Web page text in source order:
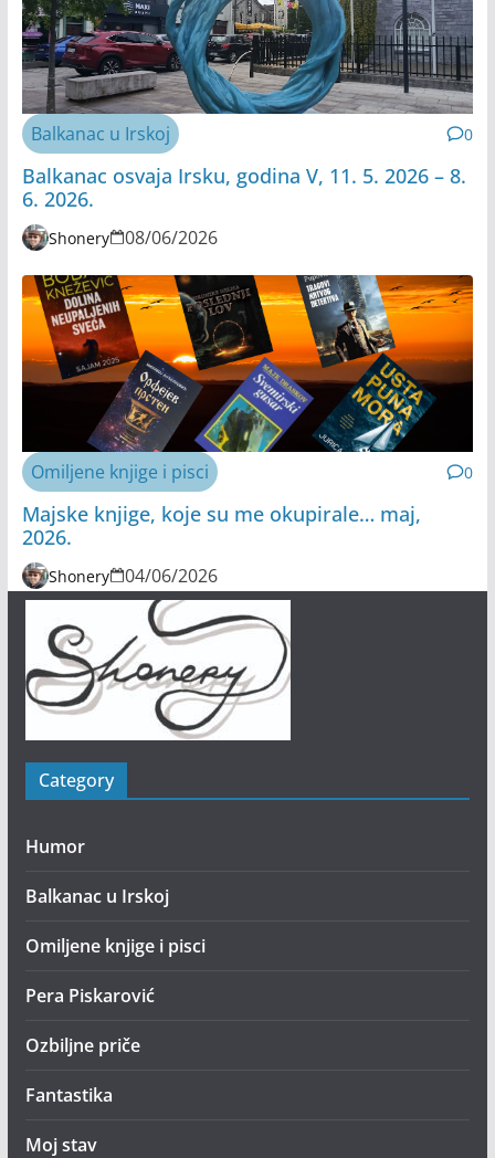
Balkanac u Irskoj 0
Balkanac osvaja Irsku, godina V, 11. 5. 2026 – 8.
6. 2026.
Shonery 08/06/2026
Omiljene knjige i pisci 0
Majske knjige, koje su me okupirale… maj,
2026.
Shonery 04/06/2026
Category
Humor
Balkanac u Irskoj
Omiljene knjige i pisci
Pera Piskarović
Ozbiljne priče
Fantastika
Moj stav